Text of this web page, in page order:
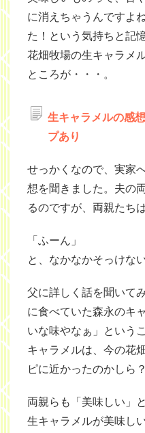
に消えちゃうんですよ
た！という気持ちと記
花畑牧場の生キャラメ
ところが・・・。
生キャラメルの感
プあり
せっかくなので、実家
想を聞きました。夫の
るのですが、両親たち
「ふーん」
と、なかなかそっけな
父に詳しく話を聞いて
に食べていた森永のキ
いな味やなぁ」という
キャラメルは、今の花
ピに近かったのかしら？
両親らも「美味しい」
生キャラメルが美味し